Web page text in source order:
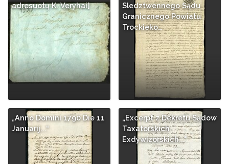
adresuotų K. Veryhai]
Sledztwennego Sądu
Granicznego Powiatu
Trockieko…
„Anno Domini 1790 Die 11
Januarij...“
„Excerpt z Dekretu Sądow
Taxatorskich
Exdywizorskich..."